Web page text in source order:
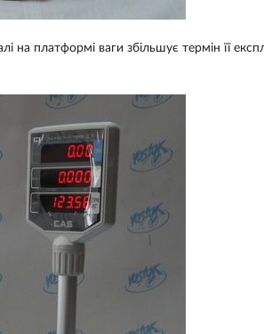
платформі ваги збільшує термін її